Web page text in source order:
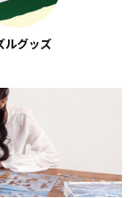
ルグッズ